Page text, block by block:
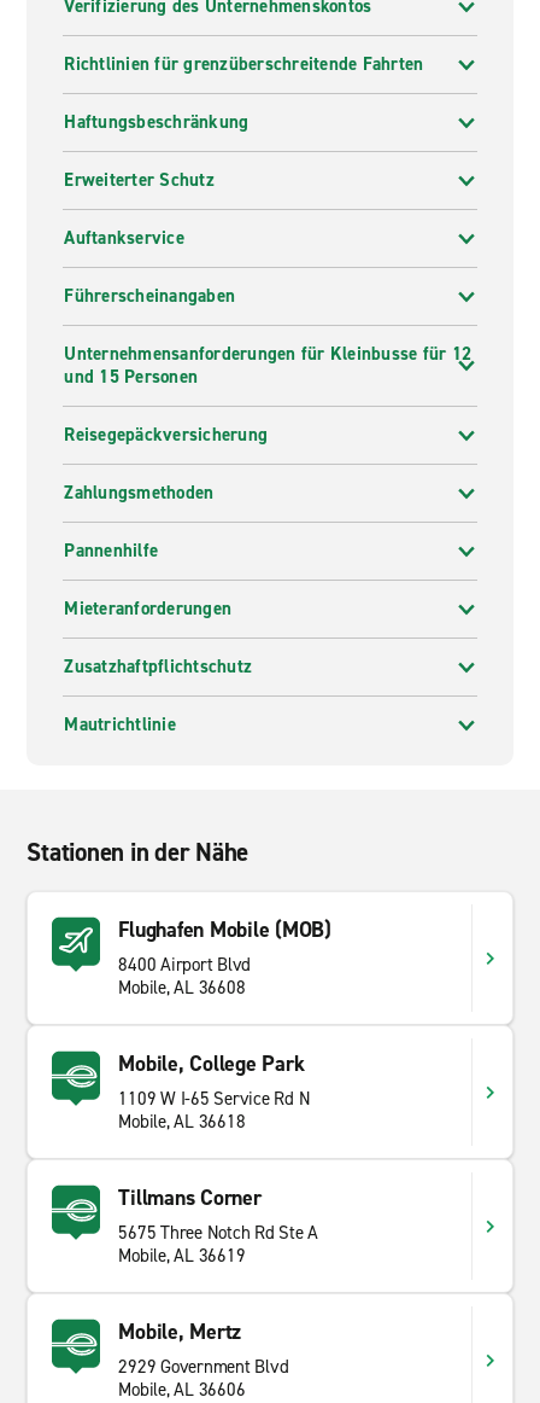
Verifizierung des Unternehmenskontos
Richtlinien für grenzüberschreitende Fahrten
Haftungsbeschränkung
Erweiterter Schutz
Auftankservice
Führerscheinangaben
Unternehmensanforderungen für Kleinbusse für 12
und 15 Personen
Reisegepäckversicherung
Zahlungsmethoden
Pannenhilfe
Mieteranforderungen
Zusatzhaftpflichtschutz
Mautrichtlinie
Stationen in der Nähe
Flughafen Mobile (MOB)
8400 Airport Blvd
Mobile, AL 36608
Mobile, College Park
1109 W I-65 Service Rd N
Mobile, AL 36618
Tillmans Corner
5675 Three Notch Rd Ste A
Mobile, AL 36619
Mobile, Mertz
2929 Government Blvd
Mobile, AL 36606